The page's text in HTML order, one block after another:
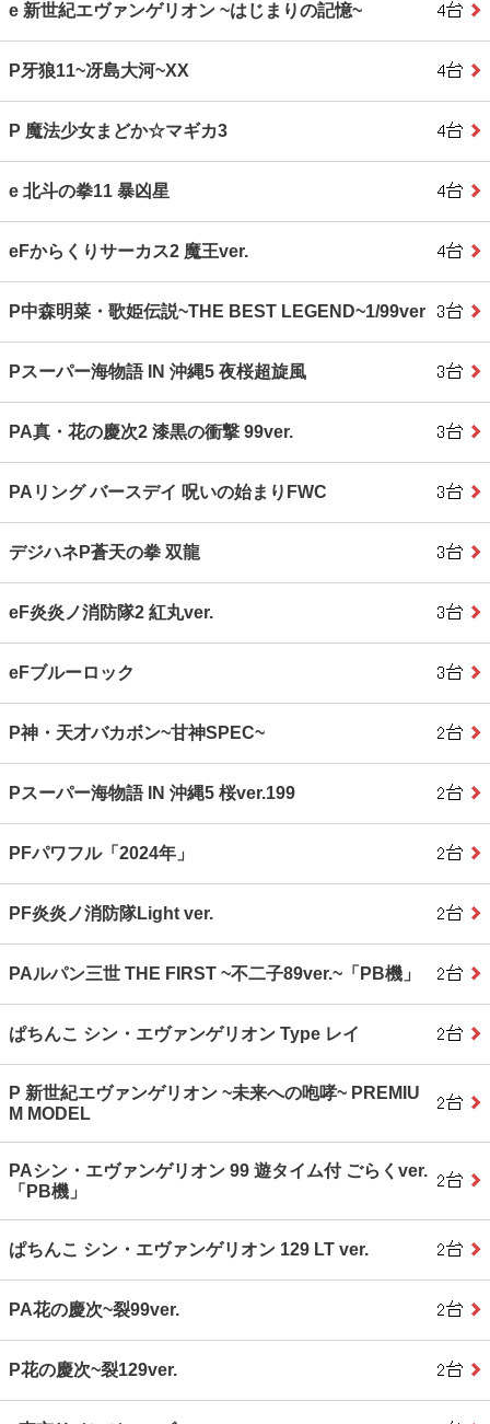
e 新世紀エヴァンゲリオン ~はじまりの記憶~
P牙狼11~冴島大河~XX
P 魔法少女まどか☆マギカ3
e 北斗の拳11 暴凶星
eFからくりサーカス2 魔王ver.
P中森明菜・歌姫伝説~THE BEST LEGEND~1/99ver
Pスーパー海物語 IN 沖縄5 夜桜超旋風
PA真・花の慶次2 漆黒の衝撃 99ver.
PAリング バースデイ 呪いの始まりFWC
デジハネP蒼天の拳 双龍
eF炎炎ノ消防隊2 紅丸ver.
eFブルーロック
P神・天才バカボン~甘神SPEC~
Pスーパー海物語 IN 沖縄5 桜ver.199
PFパワフル「2024年」
PF炎炎ノ消防隊Light ver.
PAルパン三世 THE FIRST ~不二子89ver.~「PB機」
ぱちんこ シン・エヴァンゲリオン Type レイ
P 新世紀エヴァンゲリオン ~未来への咆哮~ PREMIU
M MODEL
PAシン・エヴァンゲリオン 99 遊タイム付 ごらくver.
「PB機」
ぱちんこ シン・エヴァンゲリオン 129 LT ver.
PA花の慶次~裂99ver.
P花の慶次~裂129ver.